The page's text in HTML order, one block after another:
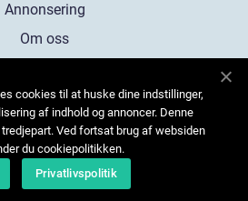
Annonsering
Om oss
Kontakta oss
Sitemap
cookies til at huske dine indstillinger,
af indhold og annoncer. Denne
Ved fortsat brug af websiden
du cookiepolitikken.
Privatlivspolitik